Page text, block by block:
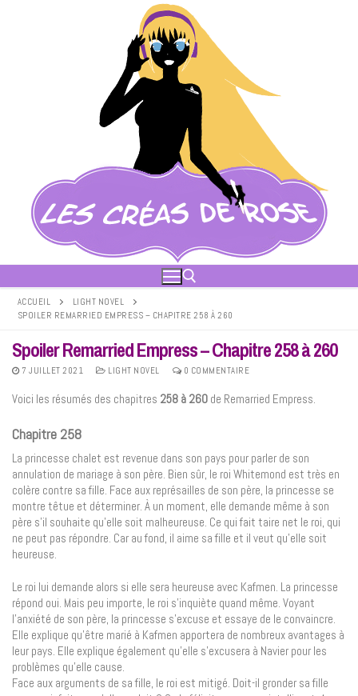
ACCUEIL
LIGHT NOVEL
SPOILER REMARRIED EMPRESS – CHAPITRE 258 À 260
Spoiler Remarried Empress – Chapitre 258 à 260
7 JUILLET 2021 LIGHT NOVEL 0 COMMENTAIRE
Voici les résumés des chapitres 258 à 260 de Remarried Empress.
Chapitre 258
La princesse chalet est revenue dans son pays pour parler de son
annulation de mariage à son père. Bien sûr, le roi Whitemond est très en
colère contre sa fille. Face aux représailles de son père, la princesse se
montre têtue et déterminer. À un moment, elle demande même à son
père s’il souhaite qu’elle soit malheureuse. Ce qui fait taire net le roi, qui
ne peut pas répondre. Car au fond, il aime sa fille et il veut qu’elle soit
heureuse.
Le roi lui demande alors si elle sera heureuse avec Kafmen. La princesse
répond oui. Mais peu importe, le roi s’inquiète quand même. Voyant
l’anxiété de son père, la princesse s’excuse et essaye de le convaincre.
Elle explique qu’être marié à Kafmen apportera de nombreux avantages à
leur pays. Elle explique également qu’elle s’excusera à Navier pour les
problèmes qu’elle cause.
Face aux arguments de sa fille, le roi est mitigé. Doit-il gronder sa fille